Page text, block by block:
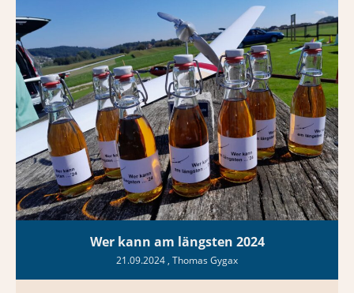
Wer kann am längsten 2024
21.09.2024 , Thomas Gygax